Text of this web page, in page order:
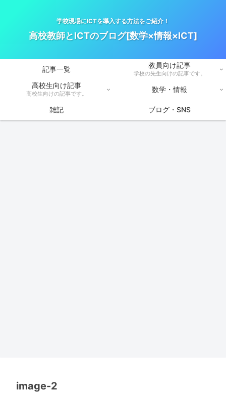
学校現場にICTを導入する方法をご紹介！
高校教師とICTのブログ[数学×情報×ICT]
記事一覧 教員向け記事
学校の先生向けの記事です。
高校生向け記事
高校生向けの記事です。 数学・情報
雑記 ブログ・SNS
image-2